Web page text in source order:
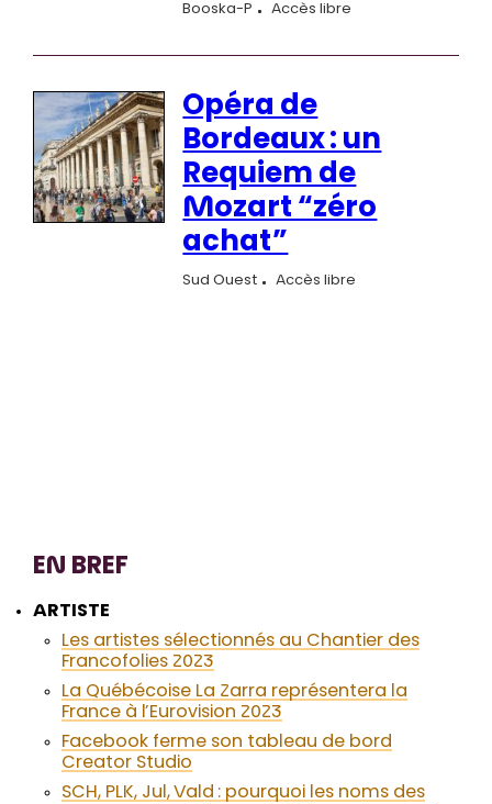
Booska-P Accès libre
Opéra de
Bordeaux : un
Requiem de
Mozart “zéro
achat”
Sud Ouest Accès libre
EN BREF
ARTISTE
Les artistes sélectionnés au Chantier des
Francofolies 2023
La Québécoise La Zarra représentera la
France à l’Eurovision 2023
Facebook ferme son tableau de bord
Creator Studio
SCH, PLK, Jul, Vald : pourquoi les noms des